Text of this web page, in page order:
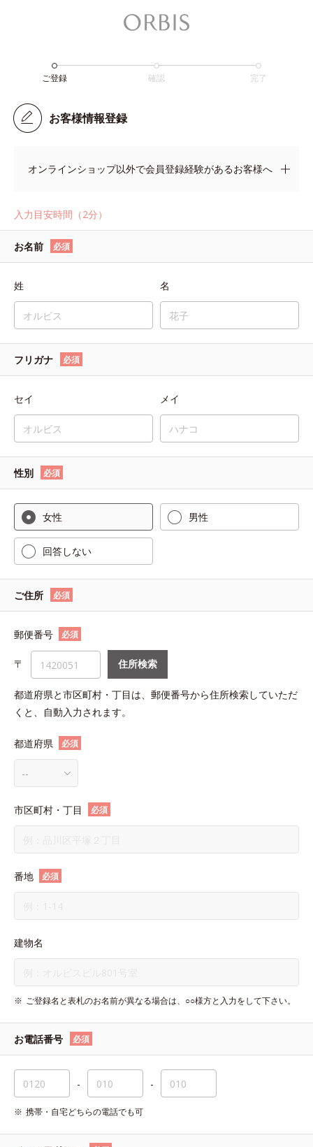
ご登録 確認 完了
お客様情報登録
オンラインショップ以外で会員登録経験があるお客様へ
入力目安時間（2分）
お名前 必須
姓 名
フリガナ 必須
セイ メイ
性別 必須
女性 男性
回答しない
ご住所 必須
郵便番号 必須
〒 住所検索
都道府県と市区町村・丁目は、郵便番号から住所検索していただ
くと、自動入力されます。
都道府県 必須
市区町村・丁目 必須
番地 必須
建物名
ご登録名と表札のお名前が異なる場合は、○○様方と入力をして下さい。
お電話番号 必須
- -
携帯・自宅どちらの電話でも可